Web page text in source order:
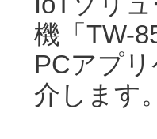
機「TW-
PCアプ
介します